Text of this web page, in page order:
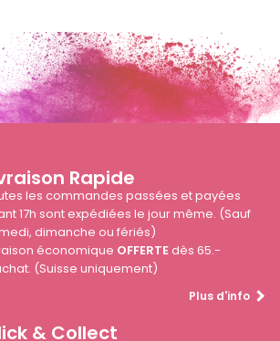
Rapide
les commandes passées et payées
17h sont expédiées le jour même. (Sauf
dimanche ou fériés)
économique OFFERTEdès 65.-
(Suisse uniquement)
Plus d'info
& Collect